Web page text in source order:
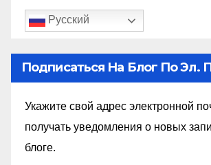
Русский
Подписаться На Блог По Эл.
Укажите свой адрес электронной
получать уведомления о новых
блоге.